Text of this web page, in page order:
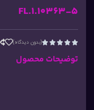
FL.1.10363-5




(بدون دیدگاه)
توضیحات محصول